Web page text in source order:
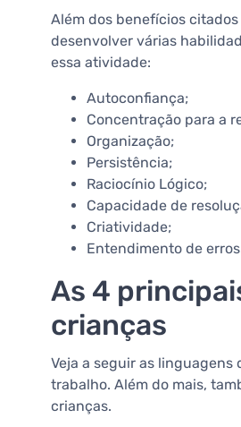
Além dos benefícios
desenvolver várias
essa atividade:
Autoconfiança;
Concentração para a
Organização;
Persistência;
Raciocínio Lógico;
Capacidade de
Criatividade;
Entendimento de
As 4
crianças
Veja a seguir as linguagens
trabalho. Além do mais,
crianças.